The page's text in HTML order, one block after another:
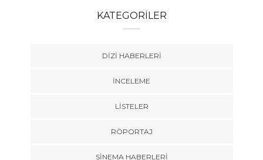
KATEGORILER
DIZI HABERLERI
İNCELEME
LISTELER
RÖPORTAJ
SINEMA HABERLERI